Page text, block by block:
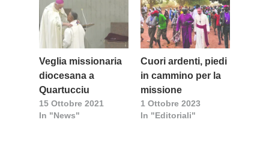
Novella
Veglia missionaria
diocesana a
Quartucciu
15 Ottobre 2021
In "News"
Cuori ardenti, piedi
in cammino per la
missione
1 Ottobre 2023
In "Editoriali"